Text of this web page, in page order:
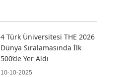
4 Türk Üniversitesi THE 2026
Dünya Sıralamasında İlk
500’de Yer Aldı
10-10-2025